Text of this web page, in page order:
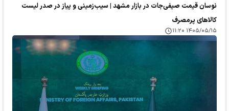
نوسان قیمت صیفی‌جات در بازار مشهد | سیب‌زمینی و پیاز در صدر لیست
کالا‌های پرمصرف
۱۴۰۵/۰۵/۱۵ ۱۱:۲۰